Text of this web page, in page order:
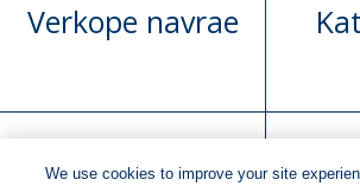
Verkope navrae
We use cookies to improve your site